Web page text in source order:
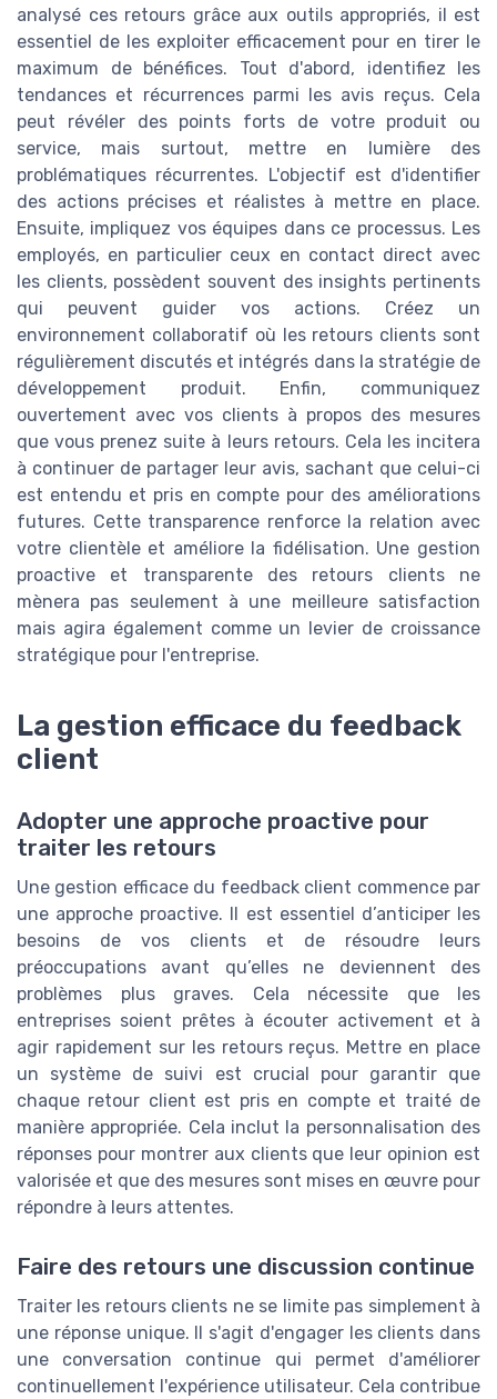
analysé ces retours grâce aux outils appropriés, il est
essentiel de les exploiter efficacement pour en tirer le
maximum de bénéfices. Tout d'abord, identifiez les
tendances et récurrences parmi les avis reçus. Cela
peut révéler des points forts de votre produit ou
service, mais surtout, mettre en lumière des
problématiques récurrentes. L'objectif est d'identifier
des actions précises et réalistes à mettre en place.
Ensuite, impliquez vos équipes dans ce processus. Les
employés, en particulier ceux en contact direct avec
les clients, possèdent souvent des insights pertinents
qui peuvent guider vos actions. Créez un
environnement collaboratif où les retours clients sont
régulièrement discutés et intégrés dans la stratégie de
développement produit. Enfin, communiquez
ouvertement avec vos clients à propos des mesures
que vous prenez suite à leurs retours. Cela les incitera
à continuer de partager leur avis, sachant que celui-ci
est entendu et pris en compte pour des améliorations
futures. Cette transparence renforce la relation avec
votre clientèle et améliore la fidélisation. Une gestion
proactive et transparente des retours clients ne
mènera pas seulement à une meilleure satisfaction
mais agira également comme un levier de croissance
stratégique pour l'entreprise.
La gestion efficace du feedback
client
Adopter une approche proactive pour
traiter les retours
Une gestion efficace du feedback client commence par
une approche proactive. Il est essentiel d’anticiper les
besoins de vos clients et de résoudre leurs
préoccupations avant qu’elles ne deviennent des
problèmes plus graves. Cela nécessite que les
entreprises soient prêtes à écouter activement et à
agir rapidement sur les retours reçus. Mettre en place
un système de suivi est crucial pour garantir que
chaque retour client est pris en compte et traité de
manière appropriée. Cela inclut la personnalisation des
réponses pour montrer aux clients que leur opinion est
valorisée et que des mesures sont mises en œuvre pour
répondre à leurs attentes.
Faire des retours une discussion continue
Traiter les retours clients ne se limite pas simplement à
une réponse unique. Il s'agit d'engager les clients dans
une conversation continue qui permet d'améliorer
continuellement l'expérience utilisateur. Cela contribue